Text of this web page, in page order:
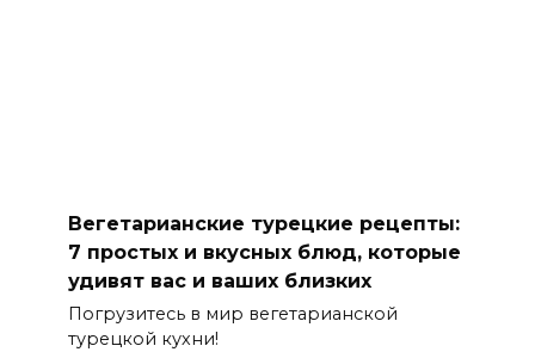
Вегетарианские турецкие рецепты:
7 простых и вкусных блюд, которые
удивят вас и ваших близких
Погрузитесь в мир вегетарианской
турецкой кухни!